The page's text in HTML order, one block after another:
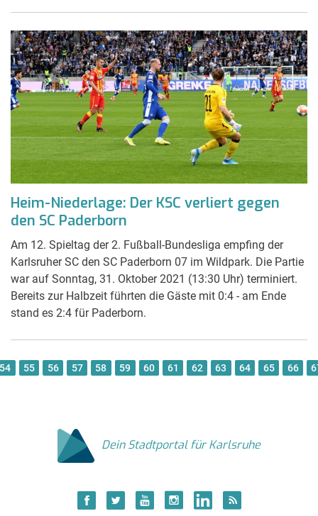
Heim-Niederlage: Der KSC verliert gegen
den SC Paderborn
Am 12. Spieltag der 2. Fußball-Bundesliga empfing der
Karlsruher SC den SC Paderborn 07 im Wildpark. Die Partie
war auf Sonntag, 31. Oktober 2021 (13:30 Uhr) terminiert.
Bereits zur Halbzeit führten die Gäste mit 0:4 - am Ende
stand es 2:4 für Paderborn.
54 55 56 57 58 59 60 61 62 63 64 65 66
Dein Stadtportal für Karlsruhe